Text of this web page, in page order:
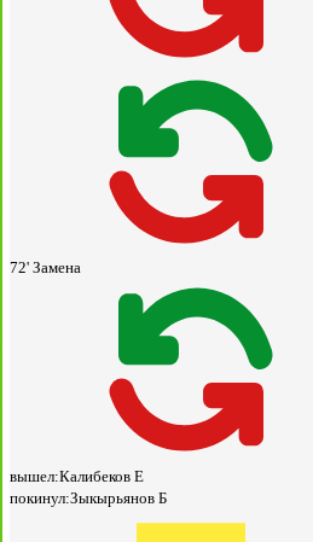
72' Замена
вышел:Калибеков Е
покинул:Зыкырьянов Б